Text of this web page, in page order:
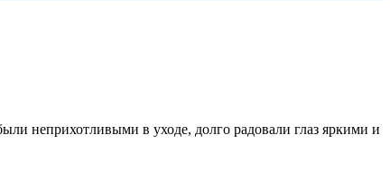
неприхотливыми в уходе, долго радовали глаз яркими и